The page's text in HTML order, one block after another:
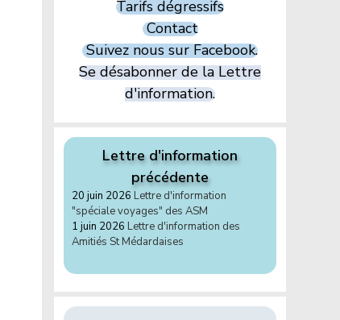
Tarifs dégressifs
Contact
Suivez nous sur Facebook.
Se désabonner de la Lettre
d'information.
Lettre d'information
précédente
20 juin 2026 Lettre d'information
"spéciale voyages" des ASM
1 juin 2026 Lettre d'information des
Amitiés St Médardaises